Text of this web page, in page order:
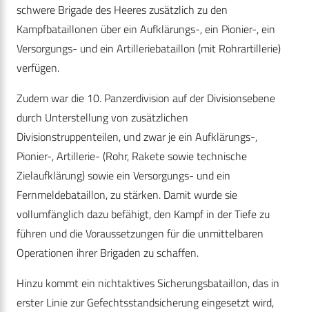
schwere Brigade des Heeres zusätzlich zu den
Kampfbataillonen über ein Aufklärungs-, ein Pionier-, ein
Versorgungs- und ein Artilleriebataillon (mit Rohrartillerie)
verfügen.
Zudem war die 10. Panzerdivision auf der Divisionsebene
durch Unterstellung von zusätzlichen
Divisionstruppenteilen, und zwar je ein Aufklärungs-,
Pionier-, Artillerie- (Rohr, Rakete sowie technische
Zielaufklärung) sowie ein Versorgungs- und ein
Fernmeldebataillon, zu stärken. Damit wurde sie
vollumfänglich dazu befähigt, den Kampf in der Tiefe zu
führen und die Voraussetzungen für die unmittelbaren
Operationen ihrer Brigaden zu schaffen.
Hinzu kommt ein nichtaktives Sicherungsbataillon, das in
erster Linie zur Gefechtsstandsicherung eingesetzt wird,